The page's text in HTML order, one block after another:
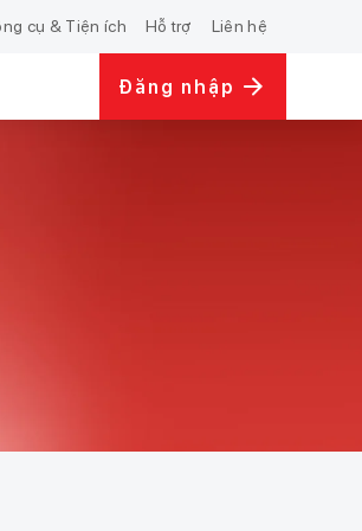
cụ & Tiện ích Hỗ trợ Liên hệ
Đăng nhập